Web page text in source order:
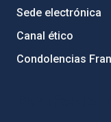
Sede electrónica
Canal ético
Condolencias